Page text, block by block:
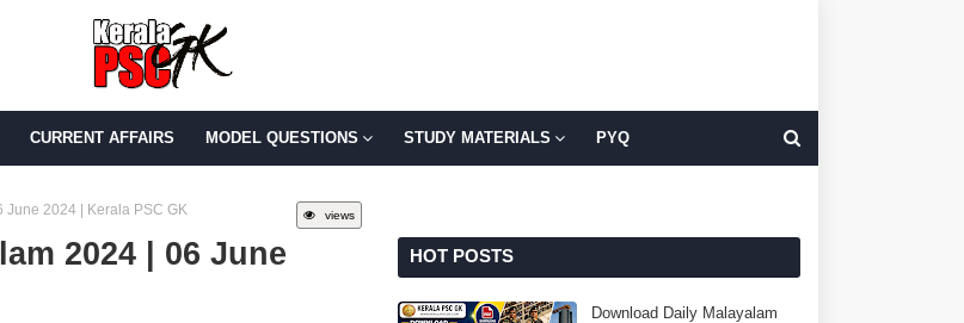
CURRENT AFFAIRS MODEL QUESTIONS STUDY MATERIALS PYQ
views
June 2024 | Kerala PSC GK
2024 | 06 June
HOT POSTS
Download Daily Malayalam